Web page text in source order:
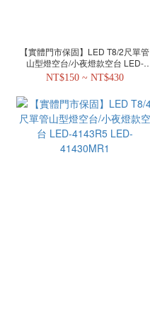
【實體門市保固】LED T8/2尺單管
山型燈空台/小夜燈款空台 LED-
2143 LED-21430M
NT$150 ~ NT$430